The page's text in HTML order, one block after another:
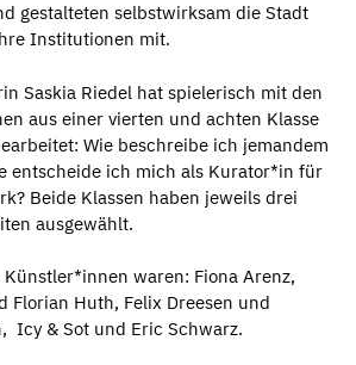
gestalteten selbstwirksam die Stadt
Institutionen mit.
Saskia Riedel hat spielerisch mit den
aus einer vierten und achten Klasse
Wie beschreibe ich jemandem
entscheide ich mich als Kurator*in für
Beide Klassen haben jeweils drei
ausgewählt.
waren: Fiona Arenz,
Florian Huth, Felix Dreesen und
Icy & Sot und Eric Schwarz.